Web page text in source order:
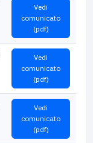
Vedi
comunicato
(pdf)
Vedi
comunicato
(pdf)
Vedi
comunicato
(pdf)